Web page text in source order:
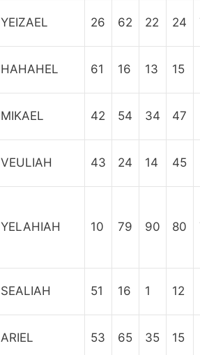
YEIZAEL 26 62 22 24
HAHAHEL 61 16 13 15
MIKAEL 42 54 34 47
VEULIAH 43 24 14 45
YELAHIAH 10 79 90 80
SEALIAH 51 16 1 12
ARIEL 53 65 35 15